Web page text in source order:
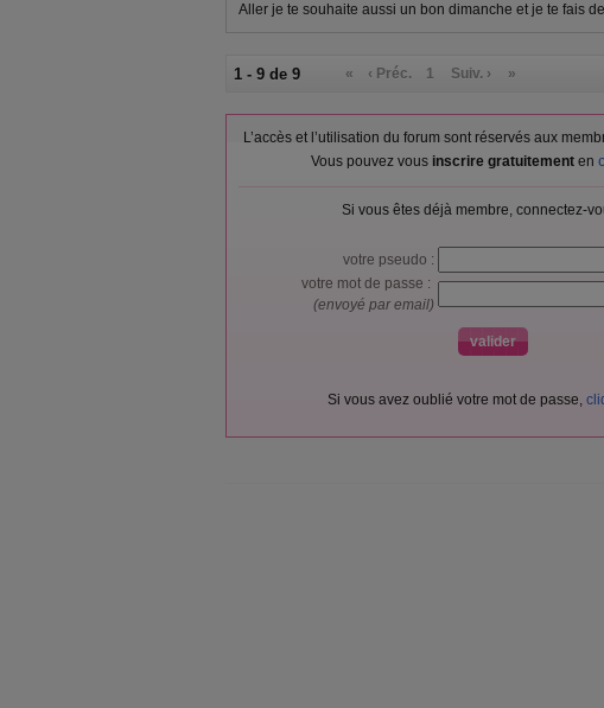
Aller je te souhaite aussi un bon dimanche et je te fais
1 - 9 de 9 « ‹ Préc. 1 Suiv. › »
L’accès et l’utilisation du forum sont réservés aux
Vous pouvez vous inscrire gratuitementen
Si vous êtes déjà membre, connectez-
votre pseudo :
votre mot de passe :
(envoyé par email)
Si vous avez oublié votre mot de passe,